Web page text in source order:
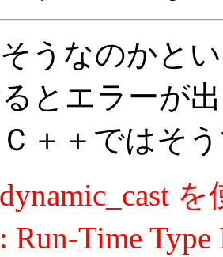
うなのかとい
とエラーが
＋＋ではそ
dynamic_cast
Run-Time